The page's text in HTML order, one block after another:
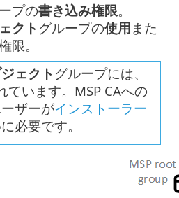
プの書き込み権限。
クト グループの使用 また
限。
ェクト グループには、
ています。MSP CAへの
ザーがインストーラー
必要です。